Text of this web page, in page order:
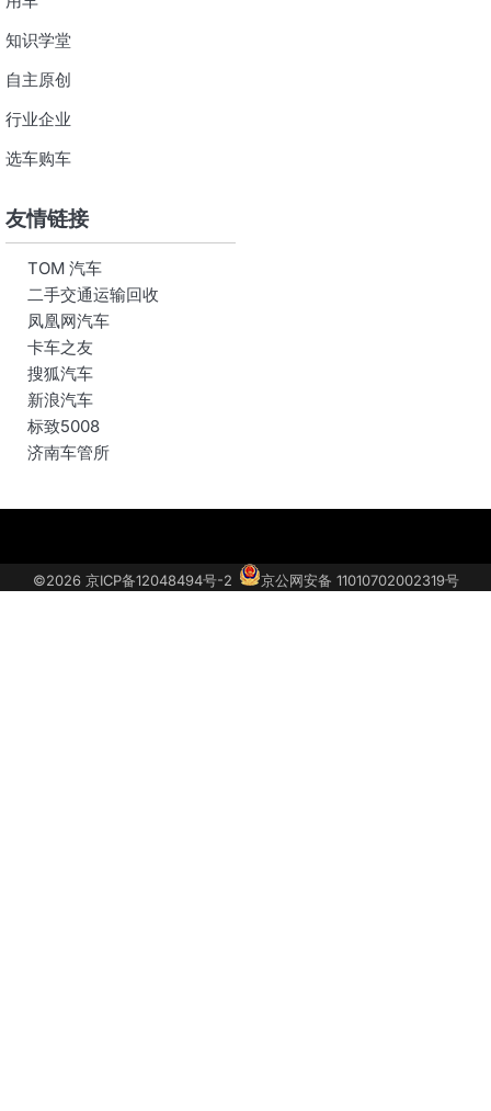
知识学堂
自主原创
行业企业
选车购车
友情链接
TOM 汽车
二手交通运输回收
凤凰网汽车
卡车之友
搜狐汽车
新浪汽车
标致5008
济南车管所
于
我
车
投
系
我
取
车
©2026 京ICP备12048494号-2 京公网安备 11010702002319号